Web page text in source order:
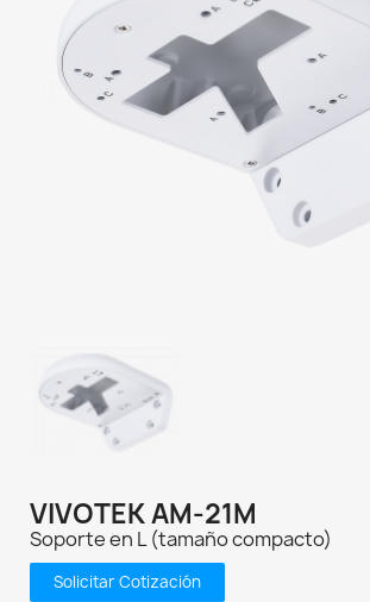
VIVOTEK AM-21M
Soporte en L (tamaño compacto)
Solicitar Cotización